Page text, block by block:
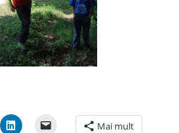
Mai mult